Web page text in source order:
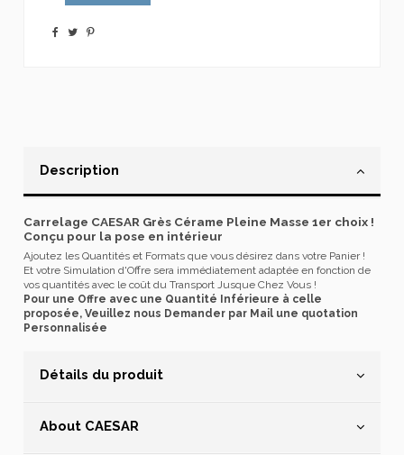
Description
Carrelage CAESAR Grès Cérame Pleine Masse 1er choix !
Conçu pour la pose en intérieur
Ajoutez les Quantités et Formats que vous désirez dans votre Panier !
Et votre Simulation d'Offre sera immédiatement adaptée en fonction de
vos quantités avec le coût du Transport Jusque Chez Vous !
Pour une Offre avec une Quantité Inférieure à celle
proposée, Veuillez nous Demander par Mail une quotation
Personnalisée
Détails du produit
About CAESAR